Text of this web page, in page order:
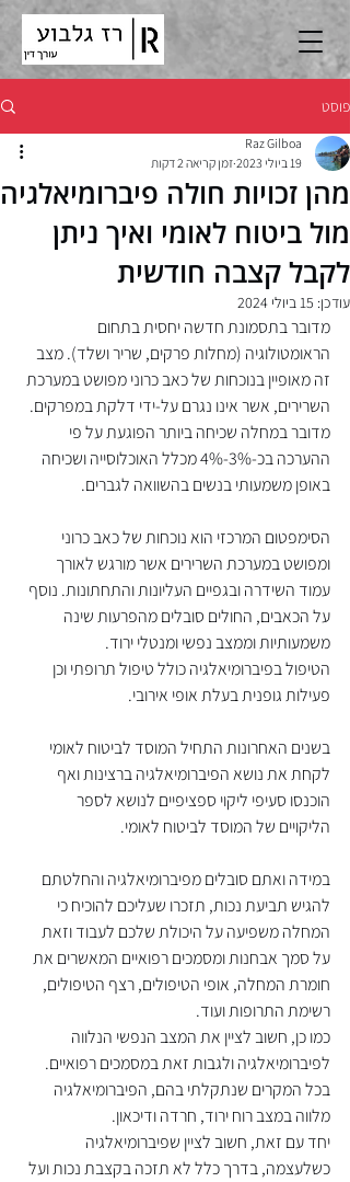
פוסט
מהן זכויות חולה פיברומיאלגיה
מול ביטוח לאומי ואיך ניתן
לקבל קצבה חודשית
Raz Gilboa
19 ביולי 2023
זמן קריאה 2 דקות
עודכן: 15 ביולי 2024
מדובר בתסמונת חדשה יחסית בתחום
הראומטולוגיה (מחלות פרקים, שריר ושלד). מצב
זה מאופיין בנוכחות של כאב כרוני מפושט במערכת
השרירים, אשר אינו נגרם על-ידי דלקת במפרקים.
מדובר במחלה שכיחה ביותר הפוגעת על פי
ההערכה בכ-3%-4% מכלל האוכלוסייה ושכיחה
באופן משמעותי בנשים בהשוואה לגברים.
הסימפטום המרכזי הוא נוכחות של כאב כרוני
ומפושט במערכת השרירים אשר מורגש לאורך
עמוד השידרה ובגפיים העליונות והתחתונות. נוסף
על הכאבים, החולים סובלים מהפרעות שינה
משמעותיות וממצב נפשי ומנטלי ירוד.
הטיפול בפיברומיאלגיה כולל טיפול תרופתי וכן
פעילות גופנית בעלת אופי אירובי.
בשנים האחרונות התחיל המוסד לביטוח לאומי
לקחת את נושא הפיברומיאלגיה ברצינות ואף
הוכנסו סעיפי ליקוי ספציפיים לנושא לספר
הליקויים של המוסד לביטוח לאומי.
במידה ואתם סובלים מפיברומיאלגיה והחלטתם
להגיש תביעת נכות, תזכרו שעליכם להוכיח כי
המחלה משפיעה על היכולת שלכם לעבוד וזאת
על סמך אבחנות ומסמכים רפואיים המאשרים את
חומרת המחלה, אופי הטיפולים, רצף הטיפולים,
רשימת התרופות ועוד.
כמו כן, חשוב לציין את המצב הנפשי הנלווה
לפיברומיאלגיה ולגבות זאת במסמכים רפואיים.
בכל המקרים שנתקלתי בהם, הפיברומיאלגיה
מלווה במצב רוח ירוד, חרדה ודיכאון.
יחד עם זאת, חשוב לציין שפיברומיאלגיה
כשלעצמה, בדרך כלל לא תזכה בקצבת נכות ועל